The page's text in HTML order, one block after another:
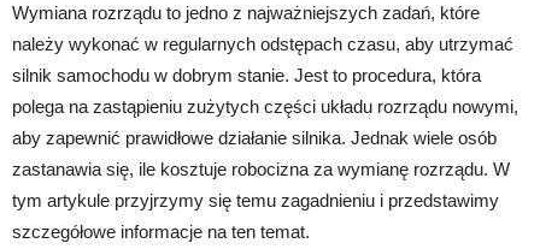
Wymiana rozrządu to jedno z najważniejszych zadań, które
należy wykonać w regularnych odstępach czasu, aby utrzymać
silnik samochodu w dobrym stanie. Jest to procedura, która
polega na zastąpieniu zużytych części układu rozrządu nowymi,
aby zapewnić prawidłowe działanie silnika. Jednak wiele osób
zastanawia się, ile kosztuje robocizna za wymianę rozrządu. W
tym artykule przyjrzymy się temu zagadnieniu i przedstawimy
szczegółowe informacje na ten temat.